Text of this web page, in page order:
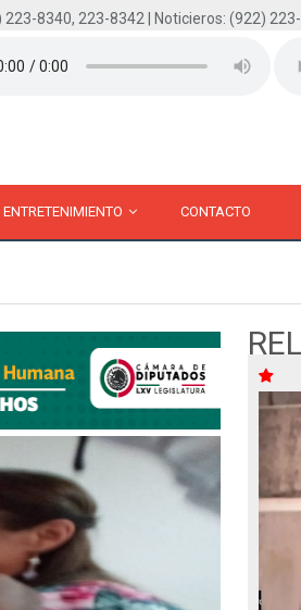
223-8340, 223-8342 | Noticieros: (922)
ENTRETENIMIENTO CONTACTO